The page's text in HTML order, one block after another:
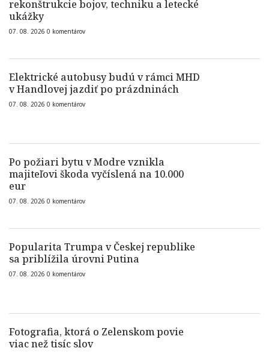
rekonštrukcie bojov, techniku a letecké
ukážky
07. 08. 2026 0 komentárov
Elektrické autobusy budú v rámci MHD
v Handlovej jazdiť po prázdninách
07. 08. 2026 0 komentárov
Po požiari bytu v Modre vznikla
majiteľovi škoda vyčíslená na 10.000
eur
07. 08. 2026 0 komentárov
Popularita Trumpa v Českej republike
sa priblížila úrovni Putina
07. 08. 2026 0 komentárov
Fotografia, ktorá o Zelenskom povie
viac než tisíc slov